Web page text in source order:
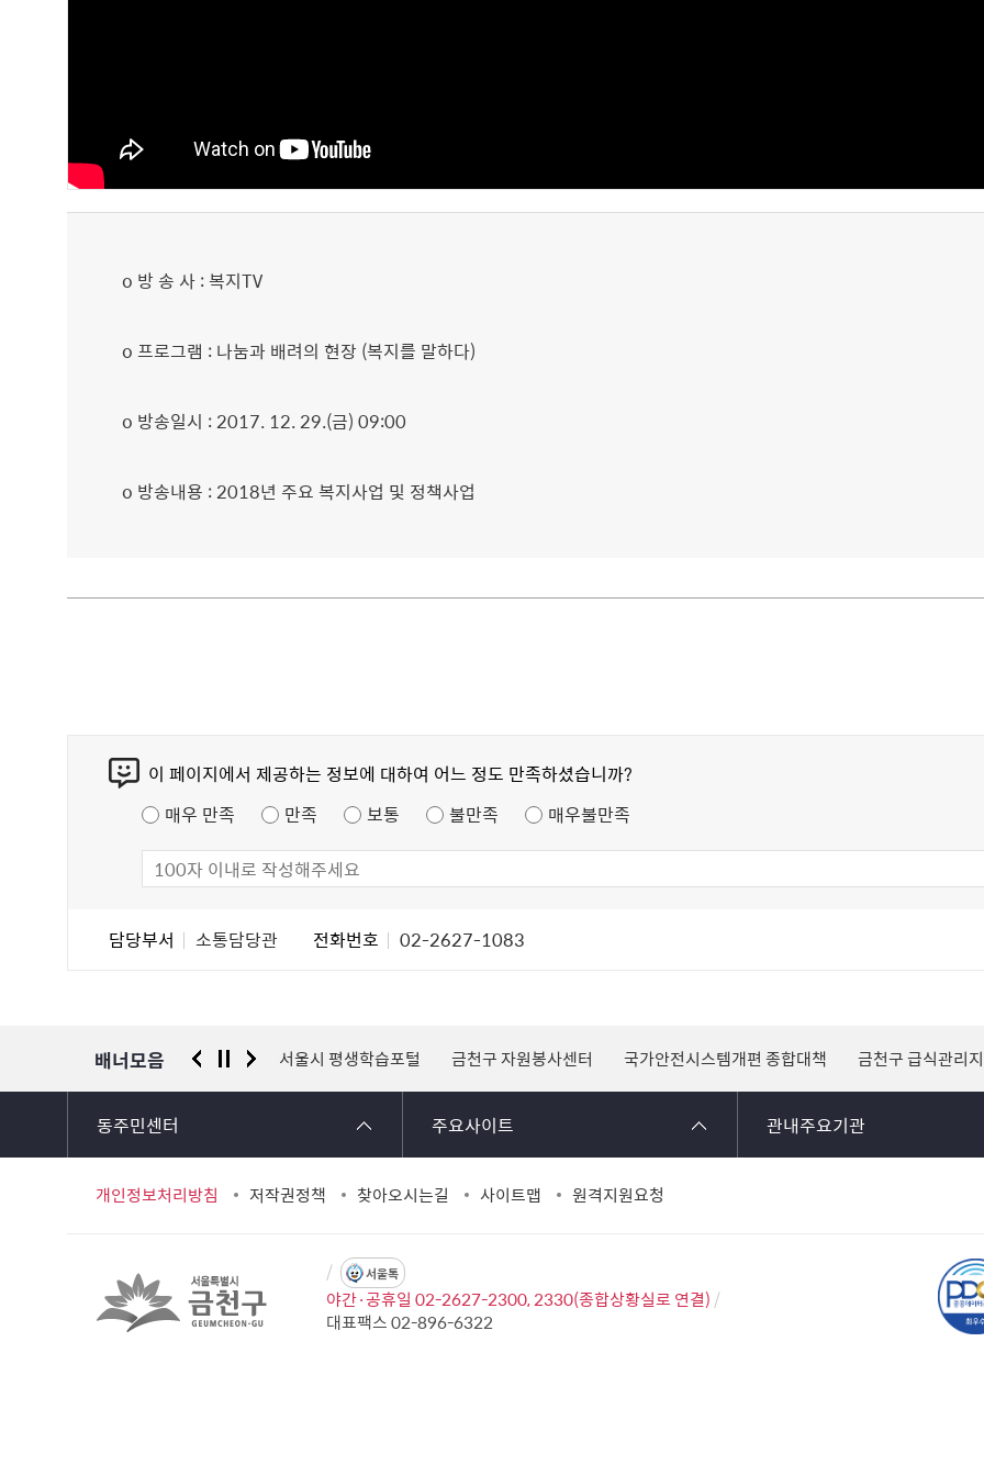
o 방 송 사 : 복지TV
o 프로그램 : 나눔과 배려의 현장 (복지를 말하다)
o 방송일시 : 2017. 12. 29.(금) 09:00
o 방송내용 : 2018년 주요 복지사업 및 정책사업
이 페이지에서 제공하는 정보에 대하여 어느 정도 만족하셨습니까?
매우 만족
만족 보통 불만족 매우불만족
담당부서 소통담당관 전화번호 02-2627-1083
배너모음
경찰청 유실물 통합포털 서울시 평생학습포털 금천구 자원봉사센터 국가안전시스템개편 종합대책 금천구 급식관리
동주민센터 주요사이트 관내주요기관
개인정보처리방침 저작권정책 찾아오시는길 사이트맵 원격지원요청
서울톡
야간·공휴일 02-2627-2300, 2330(종합상황실로 연결)
대표팩스 02-896-6322